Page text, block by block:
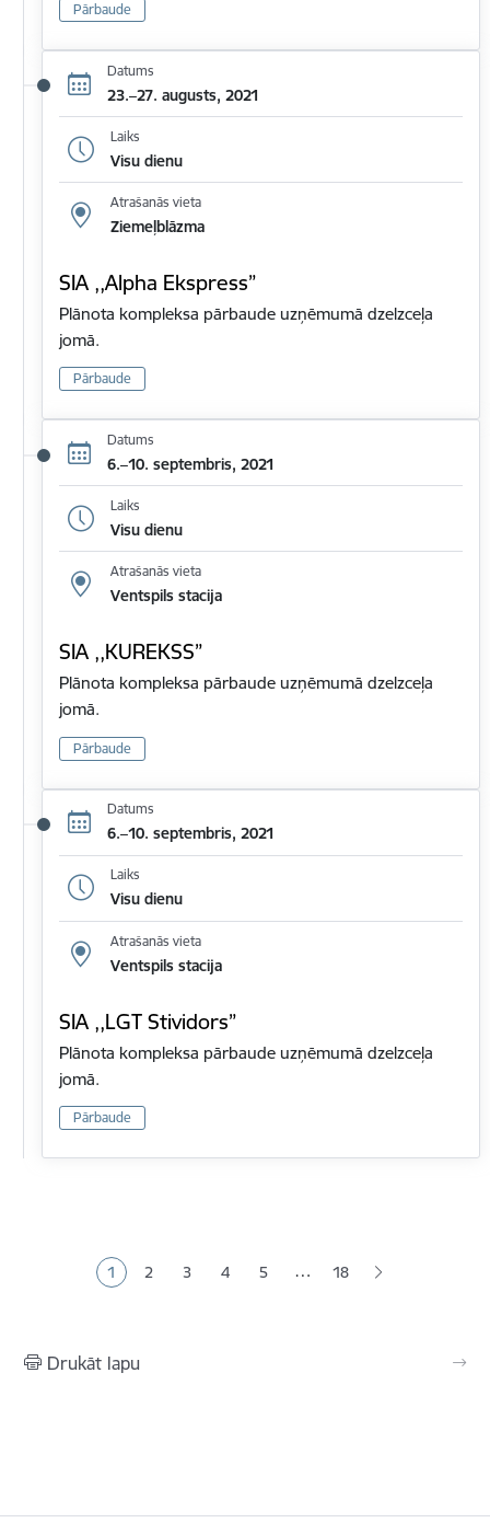
Pārbaude
Datums
23.–27. augusts, 2021
Laiks
Visu dienu
Atrašanās vieta
Ziemeļblāzma
SIA ,,Alpha Ekspress”
Plānota kompleksa pārbaude uzņēmumā dzelzceļa
jomā.
Pārbaude
Datums
6.–10. septembris, 2021
Laiks
Visu dienu
Atrašanās vieta
Ventspils stacija
SIA ,,KUREKSS”
Plānota kompleksa pārbaude uzņēmumā dzelzceļa
jomā.
Pārbaude
Datums
6.–10. septembris, 2021
Laiks
Visu dienu
Atrašanās vieta
Ventspils stacija
SIA ,,LGT Stividors”
Plānota kompleksa pārbaude uzņēmumā dzelzceļa
jomā.
Pārbaude
Pašreizējā lapa
1 Lapa
2 Lapa
3 Lapa
4 Lapa
5 … 18
Drukāt lapu